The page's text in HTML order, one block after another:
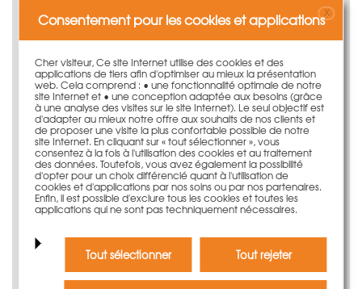
Tube en fibre-béton pour DW15
à partir de: 16,25 €
plus d'information
Consentement pour les cookies et applicationsX
Cher visiteur, Ce site Internet utilise des cookies et des
applications de tiers afin d'optimiser au mieux la présentation
web. Cela comprend : • une fonctionnalité optimale de notre
site Internet et • une conception adaptée aux besoins (grâce
à une analyse des visites sur le site Internet). Le seul objectif est
d'adapter au mieux notre offre aux souhaits de nos clients et
de proposer une visite la plus confortable possible de notre
site Internet. En cliquant sur « tout sélectionner », vous
consentez à la fois à l'utilisation des cookies et au traitement
des données. Toutefois, vous avez également la possibilité
d'opter pour un choix différencié quant à l'utilisation de
cookies et d'applications par nos soins ou par nos partenaires.
Enfin, il est possible d'exclure tous les cookies et toutes les
applications qui ne sont pas techniquement nécessaires.
Tout sélectionner Tout rejeter